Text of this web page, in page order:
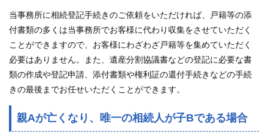
当事務所に相続登記手続きのご依頼をいただければ、戸籍等の添
付書類の多くは当事務所でお客様に代わり収集をさせていただく
ことができますので、お客様にわざわざ戸籍等を集めていただく
必要はありません。また、遺産分割協議書などの登記に必要な書
類の作成や登記申請、添付書類や権利証の還付手続きなどの手続
きの最後までお任せいただくことができます。
親Aが亡くなり、唯一の相続人が子Bである場合